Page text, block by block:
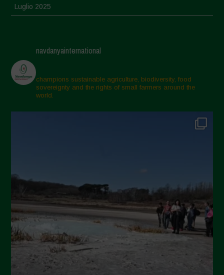
Luglio 2025
Aprile 2025
Marzo 2025
Febbraio 2025
Gennaio 2025
Settembre 2024
Luglio 2024
Maggio 2024
Aprile 2024
Marzo 2024
Febbraio 2024
navdanyainternational
champions sustainable agriculture, biodiversity, food
sovereignty and the rights of small farmers around the
world.